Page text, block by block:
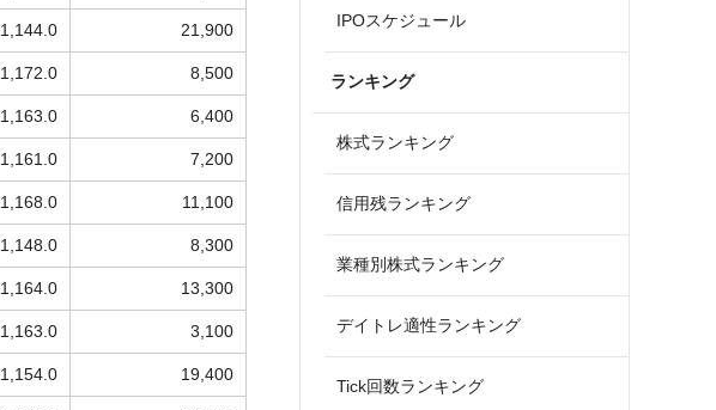
1,144.0 21,900
1,172.0 8,500
1,163.0 6,400
1,161.0 7,200
1,168.0 11,100
1,148.0 8,300
1,164.0 13,300
1,163.0 3,100
1,154.0 19,400
IPOスケジュール
ランキング
株式ランキング
信用残ランキング
業種別株式ランキング
デイトレ適性ランキング
Tick回数ランキング